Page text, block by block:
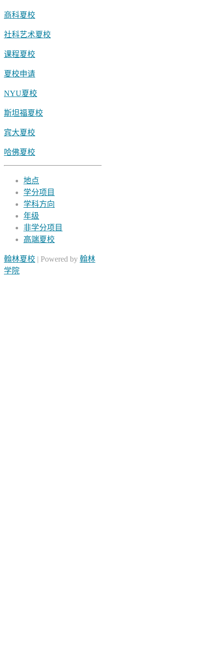
商科夏校
社科艺术夏校
课程夏校
夏校申请
NYU夏校
斯坦福夏校
宾大夏校
哈佛夏校
地点
学分项目
学科方向
年级
非学分项目
高端夏校
翰林夏校 | Powered by 翰林
学院